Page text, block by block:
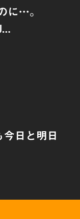
に…。
日と明日